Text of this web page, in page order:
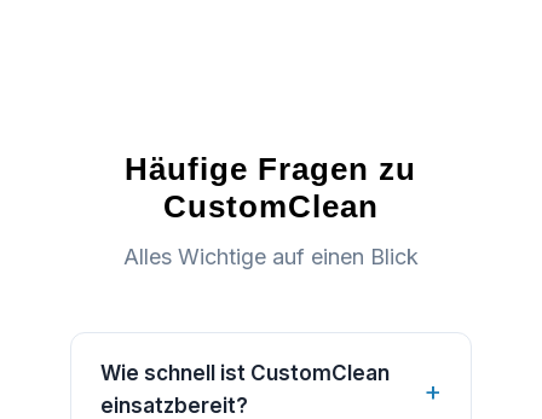
Häufige Fragen zu
CustomClean
Alles Wichtige auf einen Blick
Wie schnell ist CustomClean
einsatzbereit?